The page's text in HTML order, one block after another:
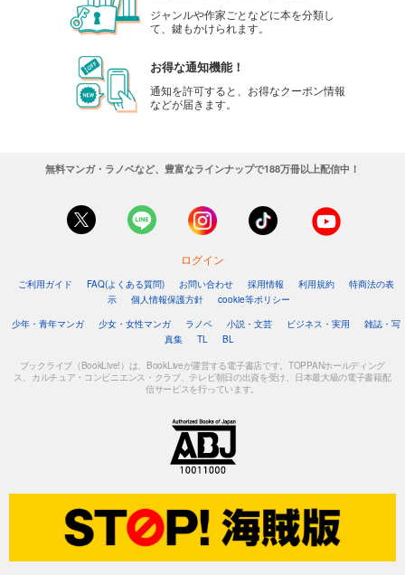
ジャンルや作家ごとなどに本を分類し
て、鍵もかけられます。
お得な通知機能！
通知を許可すると、お得なクーポン情報
などが届きます。
無料マンガ・ラノベなど、豊富なラインナップで188万冊以上配信中！
ログイン
ご利用ガイド FAQ(よくある質問) お問い合わせ 採用情報 利用規約
特商法の表
示
個人情報保護方針
cookie等ポリシー
少年・青年マンガ
少女・女性マンガ ラノベ 小説・文芸 ビジネス・実用
雑誌・写
真集
TL BL
ブックライブ（BookLive!）は、BookLiveが運営する電子書店です。TOPPANホールディング
ス、カルチュア・コンビニエンス・クラブ、テレビ朝日の出資を受け、日本最大級の電子書籍配
信サービスを行っています。